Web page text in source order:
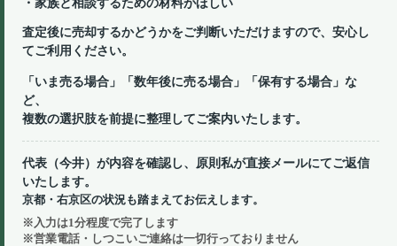
・家族と相談するための材料がほしい
査定後に売却するかどうかをご判断いただけますので、安心し
てご利用ください。
「いま売る場合」「数年後に売る場合」「保有する場合」な
ど、
複数の選択肢を前提に整理してご案内いたします。
代表（今井）が内容を確認し、原則私が直接メールにてご返信
いたします。
京都・右京区の状況も踏まえてお伝えします。
※入力は1分程度で完了します
※営業電話・しつこいご連絡は一切行っておりません